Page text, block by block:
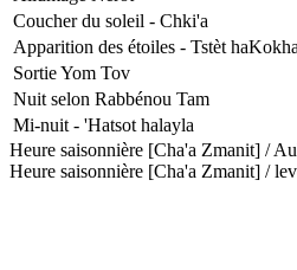
Coucher du soleil - Chki'a
Apparition des étoiles - Tstèt
Sortie Yom Tov
Nuit selon Rabbénou Tam
Mi-nuit - 'Hatsot halayla
Heure saisonnière [Cha'a Zmanit] /
Heure saisonnière [Cha'a Zmanit] /